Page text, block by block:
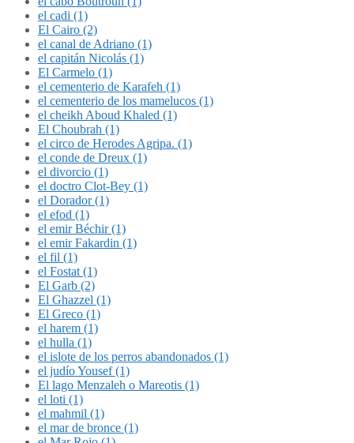
el cadi (1)
El Cairo (2)
el canal de Adriano (1)
el capitán Nicolás (1)
El Carmelo (1)
el cementerio de Karafeh (1)
el cementerio de los mamelucos (1)
el cheikh Aboud Khaled (1)
El Choubrah (1)
el circo de Herodes Agripa. (1)
el conde de Dreux (1)
el divorcio (1)
el doctro Clot-Bey (1)
el Dorador (1)
el efod (1)
el emir Béchir (1)
el emir Fakardin (1)
el fil (1)
el Fostat (1)
El Garb (2)
El Ghazzel (1)
El Greco (1)
el harem (1)
el hulla (1)
el islote de los perros abandonados (1)
el judío Yousef (1)
El lago Menzaleh o Mareotis (1)
el loti (1)
el mahmil (1)
el mar de bronce (1)